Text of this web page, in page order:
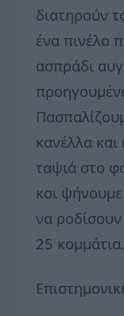
διατηρούν
ένα πινέλο
ασπράδι
κανέλλα
ταψιά στο
και
να
25 κομμάτια.